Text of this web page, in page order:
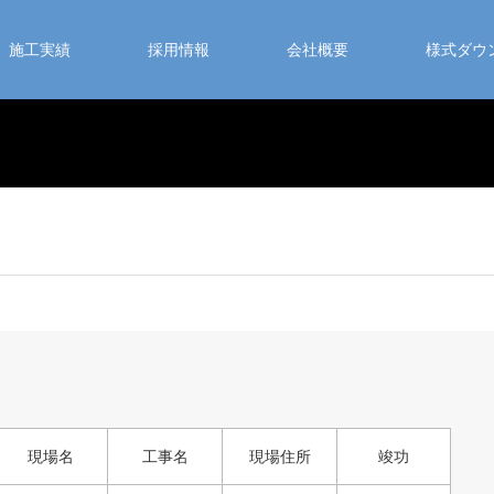
施工実績 採用情報 会社概要 様式ダウ
現場名 工事名 現場住所 竣功